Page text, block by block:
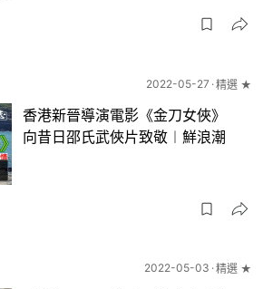
2022-05-27 精選 ★
香港新晉導演電影《金刀女俠》
向昔日邵氏武俠片致敬︱鮮浪潮
2022-05-03 精選 ★